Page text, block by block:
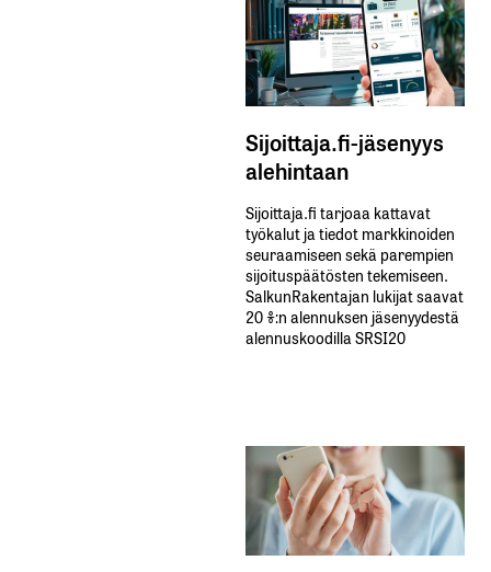
Sähköpostiosoitettasi ei julkaista.Pakolliset
Sijoittaja.fi-jäsenyys
alehintaan
Sijoittaja.fi tarjoaa kattavat
työkalut ja tiedot markkinoiden
seuraamiseen sekä parempien
sijoituspäätösten tekemiseen.
SalkunRakentajan lukijat saavat
20 %:n alennuksen jäsenyydestä
alennuskoodilla SRSI20